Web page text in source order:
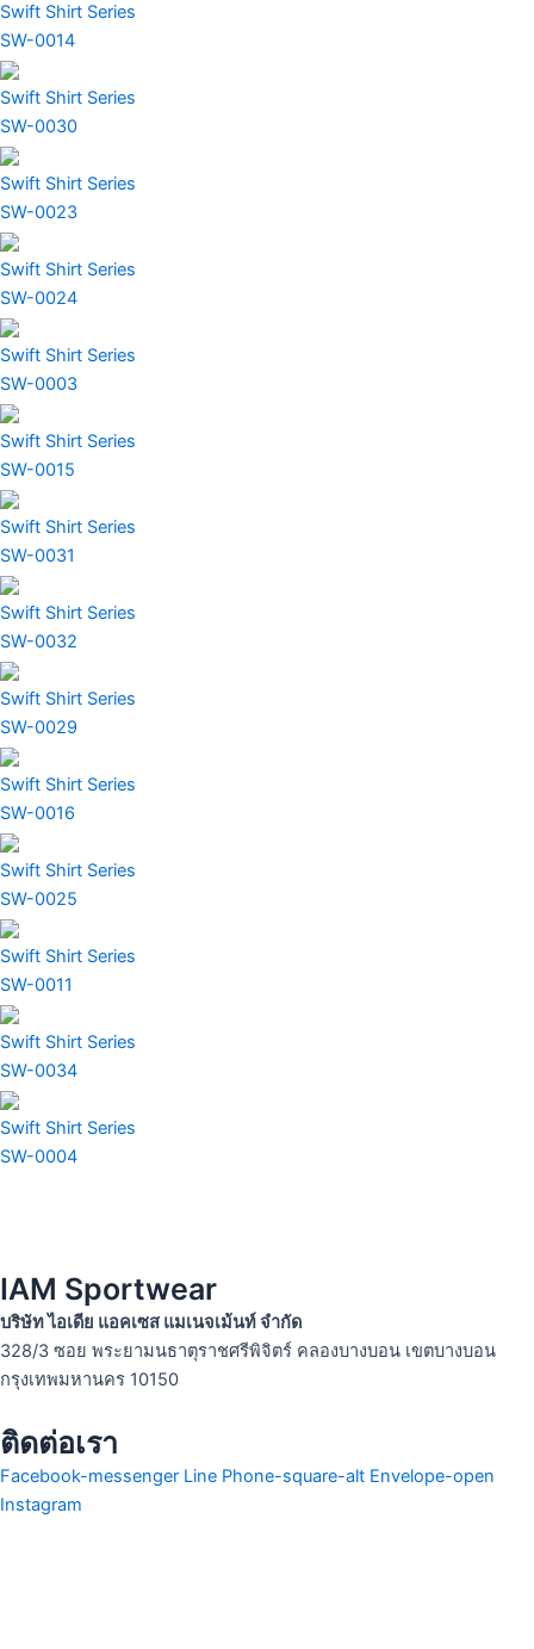
Swift Shirt Series
SW-0014
Swift Shirt Series
SW-0030
Swift Shirt Series
SW-0023
Swift Shirt Series
SW-0024
Swift Shirt Series
SW-0003
Swift Shirt Series
SW-0015
Swift Shirt Series
SW-0031
Swift Shirt Series
SW-0032
Swift Shirt Series
SW-0029
Swift Shirt Series
SW-0016
Swift Shirt Series
SW-0025
Swift Shirt Series
SW-0011
Swift Shirt Series
SW-0034
Swift Shirt Series
SW-0004
IAM Sportwear
บริษัท ไอเดีย แอคเซส แมเนจเม้นท์ จำกัด
328/3 ซอย พระยามนธาตุราชศรีพิจิตร์ คลองบางบอน เขตบางบอน
กรุงเทพมหานคร 10150
ติดต่อเรา
Facebook-messenger Line Phone-square-alt Envelope-open
Instagram